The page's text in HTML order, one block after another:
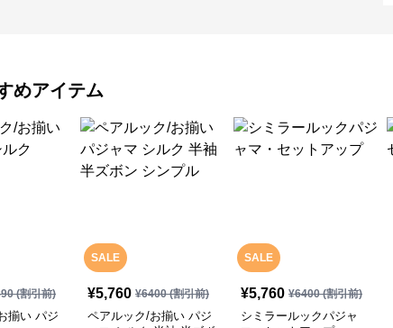
めアイテム
(割引前)
揃い パジ
SALE
¥5,760 ¥6400(割引前)
ペアルック/お揃い パジ
SALE
¥5,760 ¥6400(割引前)
シミラールックパジャ